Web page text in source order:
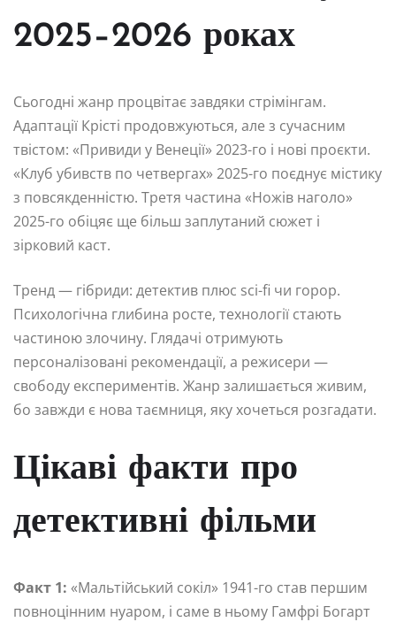
2025–2026 роках
Сьогодні жанр процвітає завдяки стрімінгам.
Адаптації Крісті продовжуються, але з сучасним
твістом: «Привиди у Венеції» 2023-го і нові проєкти.
«Клуб убивств по четвергах» 2025-го поєднує містику
з повсякденністю. Третя частина «Ножів наголо»
2025-го обіцяє ще більш заплутаний сюжет і
зірковий каст.
Тренд — гібриди: детектив плюс sci-fi чи горор.
Психологічна глибина росте, технології стають
частиною злочину. Глядачі отримують
персоналізовані рекомендації, а режисери —
свободу експериментів. Жанр залишається живим,
бо завжди є нова таємниця, яку хочеться розгадати.
Цікаві факти про
детективні фільми
Факт 1: «Мальтійський сокіл» 1941-го став першим
повноцінним нуаром, і саме в ньому Гамфрі Богарт